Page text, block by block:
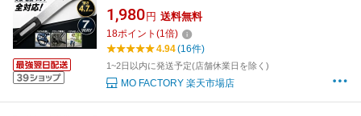
7way ロング レンチ 六角レンチ ハイトルク ト
ルクス 自転車 ロードバイク クロスバイク MTB
ママチャリ ペダルスパナ 高トルク対応
1,980 円 送料無料
18ポイント (1倍)
4.94(16件)
1~2日以内に発送予定(店舗休業日を除く)
MO FACTORY 楽天市場店